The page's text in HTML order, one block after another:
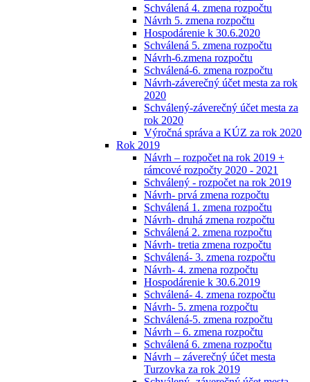
Schválená 4. zmena rozpočtu
Návrh 5. zmena rozpočtu
Hospodárenie k 30.6.2020
Schválená 5. zmena rozpočtu
Návrh-6.zmena rozpočtu
Schválená-6. zmena rozpočtu
Návrh-záverečný účet mesta za rok
2020
Schválený-záverečný účet mesta za
rok 2020
Výročná správa a KÚZ za rok 2020
Rok 2019
Návrh – rozpočet na rok 2019 +
rámcové rozpočty 2020 - 2021
Schválený - rozpočet na rok 2019
Návrh- prvá zmena rozpočtu
Schválená 1. zmena rozpočtu
Návrh- druhá zmena rozpočtu
Schválená 2. zmena rozpočtu
Návrh- tretia zmena rozpočtu
Schválená- 3. zmena rozpočtu
Návrh- 4. zmena rozpočtu
Hospodárenie k 30.6.2019
Schválená- 4. zmena rozpočtu
Návrh- 5. zmena rozpočtu
Schválená-5. zmena rozpočtu
Návrh – 6. zmena rozpočtu
Schválená 6. zmena rozpočtu
Návrh – záverečný účet mesta
Turzovka za rok 2019